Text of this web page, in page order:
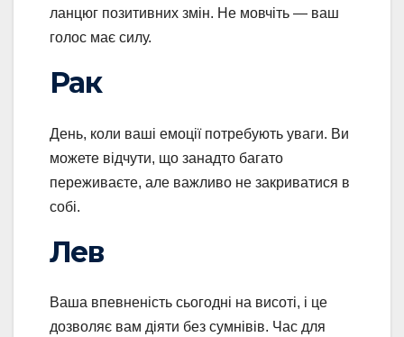
ланцюг позитивних змін. Не мовчіть — ваш
голос має силу.
Рак
День, коли ваші емоції потребують уваги. Ви
можете відчути, що занадто багато
переживаєте, але важливо не закриватися в
собі.
Лев
Ваша впевненість сьогодні на висоті, і це
дозволяє вам діяти без сумнівів. Час для